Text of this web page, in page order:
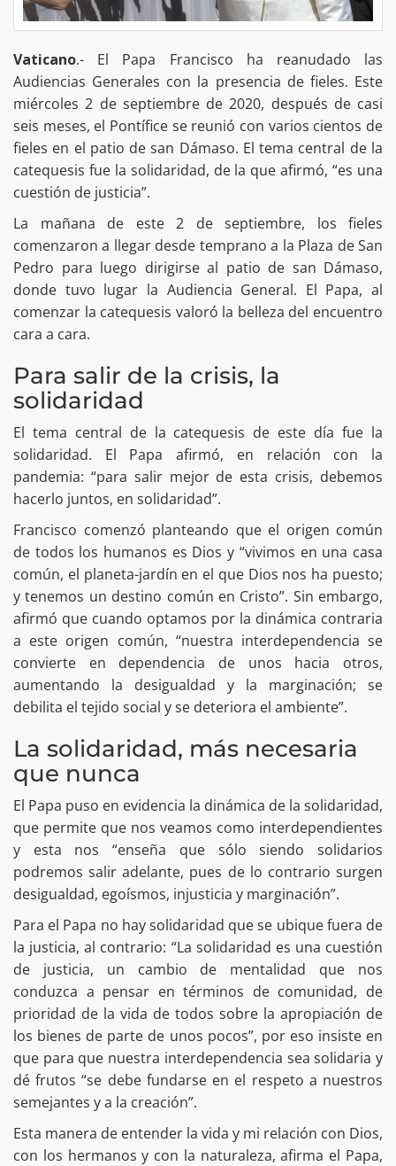
Vaticano.- El Papa Francisco ha reanudado las
Audiencias Generales con la presencia de fieles. Este
miércoles 2 de septiembre de 2020, después de casi
seis meses, el Pontífice se reunió con varios cientos de
fieles en el patio de san Dámaso. El tema central de la
catequesis fue la solidaridad, de la que afirmó, “es una
cuestión de justicia”.
La mañana de este 2 de septiembre, los fieles
comenzaron a llegar desde temprano a la Plaza de San
Pedro para luego dirigirse al patio de san Dámaso,
donde tuvo lugar la Audiencia General. El Papa, al
comenzar la catequesis valoró la belleza del encuentro
cara a cara.
Para salir de la crisis, la
solidaridad
El tema central de la catequesis de este día fue la
solidaridad. El Papa afirmó, en relación con la
pandemia: “para salir mejor de esta crisis, debemos
hacerlo juntos, en solidaridad”.
Francisco comenzó planteando que el origen común
de todos los humanos es Dios y “vivimos en una casa
común, el planeta-jardín en el que Dios nos ha puesto;
y tenemos un destino común en Cristo”. Sin embargo,
afirmó que cuando optamos por la dinámica contraria
a este origen común, “nuestra interdependencia se
convierte en dependencia de unos hacia otros,
aumentando la desigualdad y la marginación; se
debilita el tejido social y se deteriora el ambiente”.
La solidaridad, más necesaria
que nunca
El Papa puso en evidencia la dinámica de la solidaridad,
que permite que nos veamos como interdependientes
y esta nos “enseña que sólo siendo solidarios
podremos salir adelante, pues de lo contrario surgen
desigualdad, egoísmos, injusticia y marginación”.
Para el Papa no hay solidaridad que se ubique fuera de
la justicia, al contrario: “La solidaridad es una cuestión
de justicia, un cambio de mentalidad que nos
conduzca a pensar en términos de comunidad, de
prioridad de la vida de todos sobre la apropiación de
los bienes de parte de unos pocos”, por eso insiste en
que para que nuestra interdependencia sea solidaria y
dé frutos “se debe fundarse en el respeto a nuestros
semejantes y a la creación”.
Esta manera de entender la vida y mi relación con Dios,
con los hermanos y con la naturaleza, afirma el Papa,